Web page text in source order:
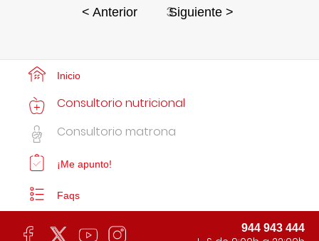
< Anterior 3Siguiente >
Inicio
Consultorio nutricional
Consultorio matrona
¡Me apunto!
Faqs
944 943 444